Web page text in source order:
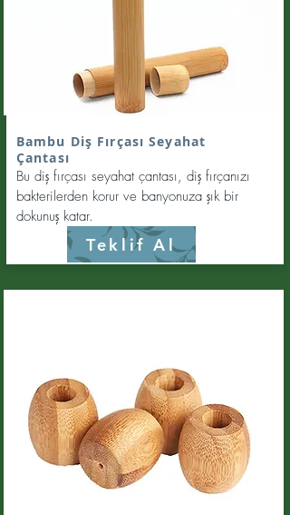
Bambu Diş Fırçası Seyahat
Çantası
Bu diş fırçası seyahat çantası, diş fırçanızı
bakterilerden korur ve banyonuza şık bir
dokunuş katar.
Teklif Al